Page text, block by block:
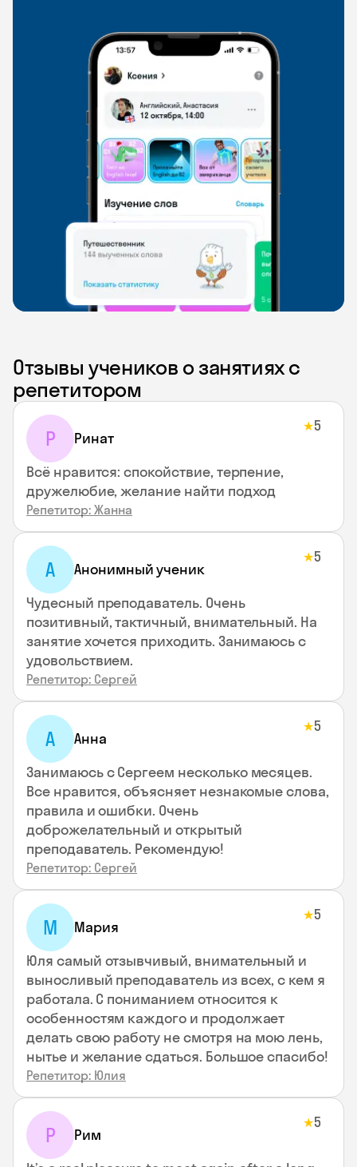
Отзывы учеников о занятиях с
репетитором
Р Ринат
★5
Всё нравится: спокойствие, терпение,
дружелюбие, желание найти подход
Репетитор: Жанна
А Анонимный ученик
★5
Чудесный преподаватель. Очень
позитивный, тактичный, внимательный. На
занятие хочется приходить. Занимаюсь с
удовольствием.
Репетитор: Сергей
А Анна
★5
Занимаюсь с Сергеем несколько месяцев.
Все нравится, объясняет незнакомые слова,
правила и ошибки. Очень
доброжелательный и открытый
преподаватель. Рекомендую!
Репетитор: Сергей
М Мария
★5
Юля самый отзывчивый, внимательный и
выносливый преподаватель из всех, с кем я
работала. С пониманием относится к
особенностям каждого и продолжает
делать свою работу не смотря на мою лень,
нытье и желание сдаться. Большое спасибо!
Репетитор: Юлия
Р Рим
★5